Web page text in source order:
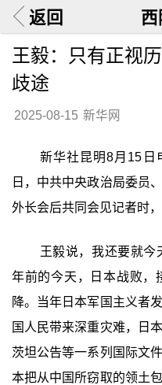
返回 西
王毅：只有正视
歧途
2025-08-15 新华网
新华社昆明8月15日
日，中共中央政治局委员
外长会后共同会见记者时
王毅说，我还要就
年前的今天，日本战败，
降。当年日本军国主义者
国人民带来深重灾难，日
茨坦公告等一系列国际文
本把从中国所窃取的领土